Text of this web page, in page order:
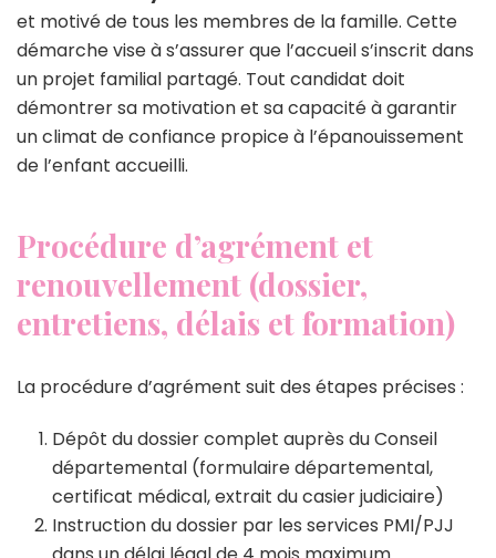
et motivé de tous les membres de la famille. Cette
démarche vise à s’assurer que l’accueil s’inscrit dans
un projet familial partagé. Tout candidat doit
démontrer sa motivation et sa capacité à garantir
un climat de confiance propice à l’épanouissement
de l’enfant accueilli.
Procédure d’agrément et
renouvellement (dossier,
entretiens, délais et formation)
La procédure d’agrément suit des étapes précises :
Dépôt du dossier complet auprès du Conseil
départemental (formulaire départemental,
certificat médical, extrait du casier judiciaire)
Instruction du dossier par les services PMI/PJJ